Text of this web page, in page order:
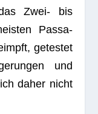
Zwei- bis
Pas­sa­
getes­tet
und
daher nicht